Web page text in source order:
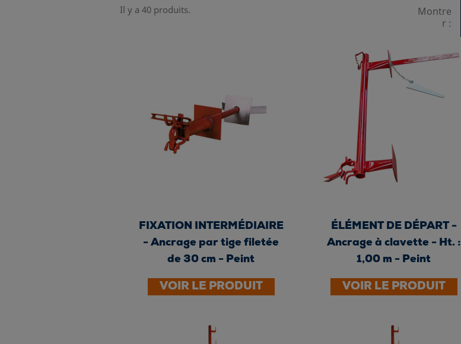
Il y a 40 produits.
Montre
r :
FIXATION INTERMÉDIAIRE
- Ancrage par tige filetée
de 30 cm - Peint
VOIR LE PRODUIT
ÉLÉMENT DE DÉPART -
Ancrage à clavette - Ht. :
1,00 m - Peint
VOIR LE PRODUIT